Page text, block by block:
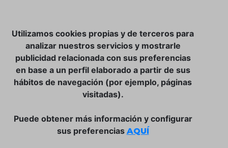
CLUB VINATER
CONTACTO
TIENDA ONLINE:
Plaça de la Llibertat, 22, 07760 Ciutadella
Tlf. 971 93 78 75
Utilizamos cookies propias y de terceros para
analizar nuestros servicios y mostrarle
publicidad relacionada con sus preferencias
en base a un perfil elaborado a partir de sus
hábitos de navegación (por ejemplo, páginas
visitadas).
Puede obtener más información y configurar
sus preferencias AQUÍ